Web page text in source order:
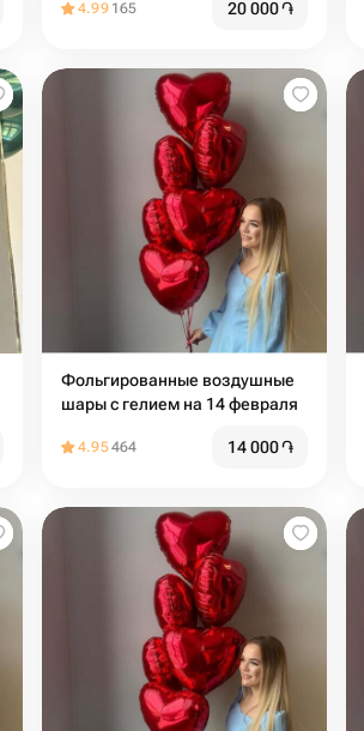
4.99 165 20 000֏
Фольгированные воздушные
шары с гелием на 14 февраля
4.95464 14 000֏